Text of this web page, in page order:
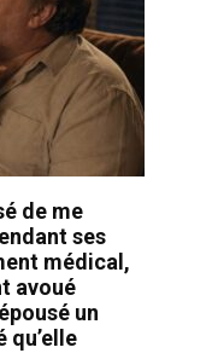
de me
ses
médical,
avoué
un
qu’elle